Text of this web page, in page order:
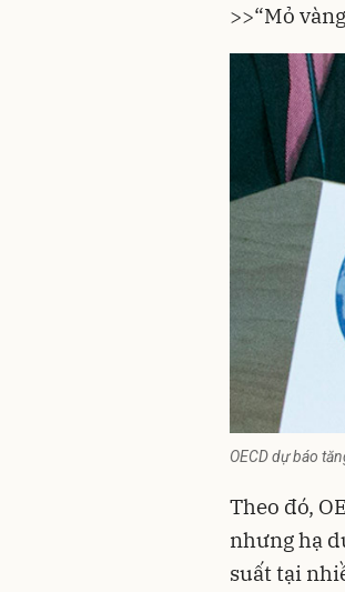
>>“Mỏ
OECD dự báo
Theo đó,
nhưng hạ
suất tại